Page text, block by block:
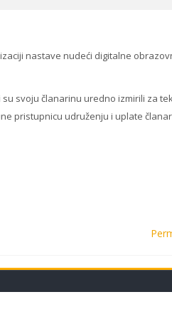
nastave nudeći digitalne
svoju članarinu uredno izmirili za
pristupnicu udruženju i uplate